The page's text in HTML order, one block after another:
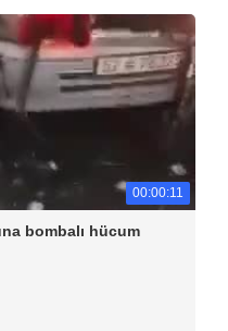
00:00:11
bombalı hücum